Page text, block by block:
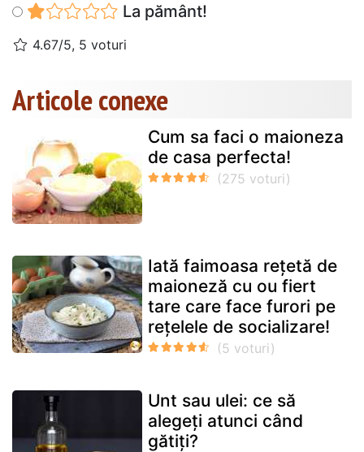
La pământ!
4.67/5, 5 voturi
Articole conexe
Cum sa faci o maioneza
de casa perfecta!
Iată faimoasa rețetă de
maioneză cu ou fiert
tare care face furori pe
rețelele de socializare!
Unt sau ulei: ce să
alegeți atunci când
gătiți?